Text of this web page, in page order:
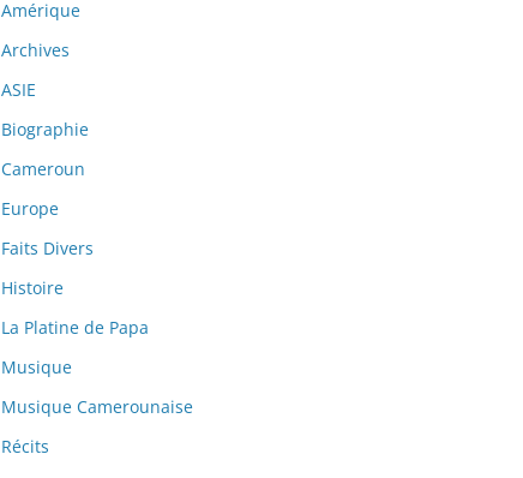
Amérique
Archives
ASIE
Biographie
Cameroun
Europe
Faits Divers
Histoire
La Platine de Papa
Musique
Musique Camerounaise
Récits